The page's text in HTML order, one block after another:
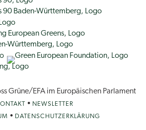
Grüne/EFA im Europäischen Parlament
• NEWSLETTER
• DATENSCHUTZERKLÄRUNG